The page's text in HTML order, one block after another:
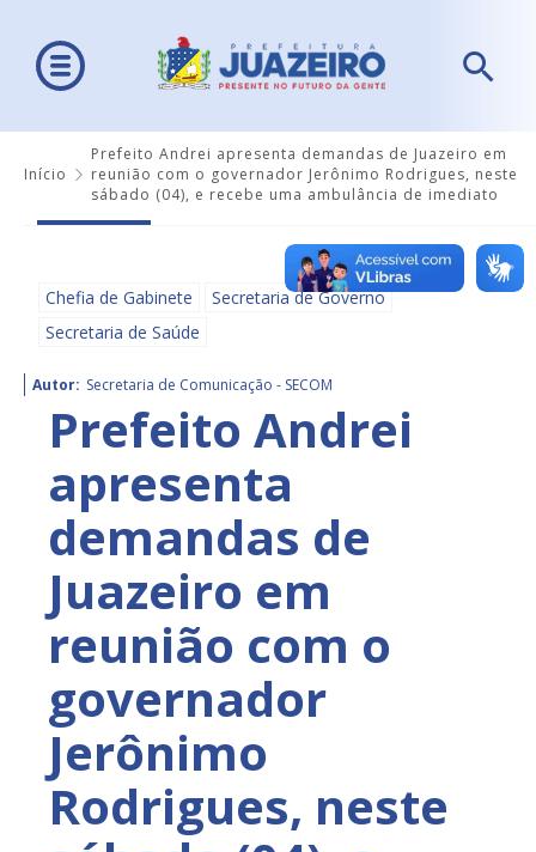
Início
Prefeito Andrei apresenta demandas de Juazeiro em
reunião com o governador Jerônimo Rodrigues, neste
sábado (04), e recebe uma ambulância de imediato
Chefia de Gabinete
Secretaria de Governo
Secretaria de Saúde
Autor: Secretaria de Comunicação - SECOM
Prefeito Andrei
apresenta
demandas de
Juazeiro em
reunião com o
governador
Jerônimo
Rodrigues, neste